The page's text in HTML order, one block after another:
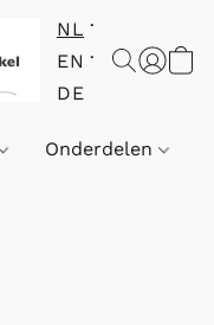
NL
EN
DE
Onderdelen